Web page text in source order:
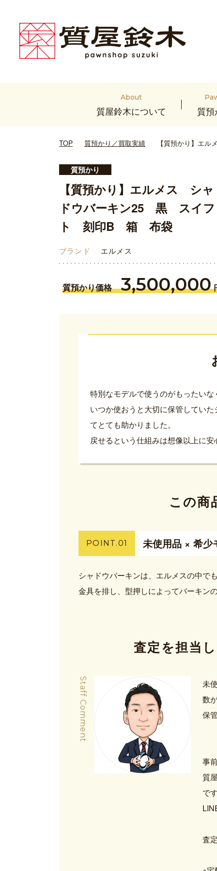
About
質屋鈴木について 質
TOP 質預かり／買取実績 【質預かり】エ
質預かり
【質預かり】エルメス シャ
ドウバーキン25 黒 スイフ
ト 刻印B 箱 布袋
ブランド エルメス
質預かり価格 3,500,000
特別なモデルで使うのがもったい
いつか使おうと大切に保管してい
てとても助かりました。
戻せるという仕組みは想像以上に
この商
POINT.01 未使用品 × 希少
シャドウバーキンは、エルメスの中で
金具を排し、型押しによってバーキン
査定を担当
Staff Comment
未
数
保
事
質
で
査